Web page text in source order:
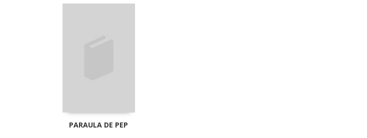
PARAULA DE PEP